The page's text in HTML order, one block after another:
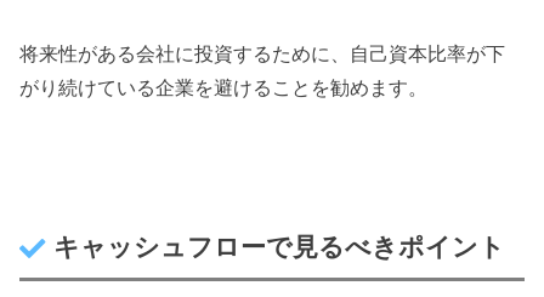
将来性がある会社に投資するために、自己資本比率が下
がり続けている企業を避けることを勧めます。
キャッシュフローで見るべきポイント